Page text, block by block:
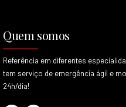
Quem somos
Referência em diferentes
tem serviço de emergência ágil e
24h/dia!